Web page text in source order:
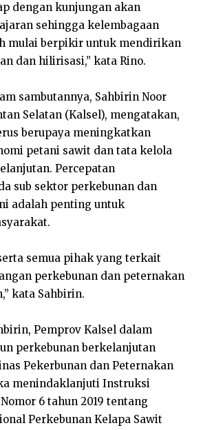
dengan kunjungan akan
sehingga kelembagaan
mulai berpikir untuk mendirikan
dan hilirisasi,” kata Rino.
sambutannya, Sahbirin Noor
Selatan (Kalsel), mengatakan,
berupaya meningkatkan
petani sawit dan tata kelola
Percepatan
sub sektor perkebunan dan
adalah penting untuk
semua pihak yang terkait
perkebunan dan peternakan
kata Sahbirin.
Pemprov Kalsel dalam
perkebunan berkelanjutan
Pekerbunan dan Peternakan
menindaklanjuti Instruksi
6 tahun 2019 tentang
Perkebunan Kelapa Sawit